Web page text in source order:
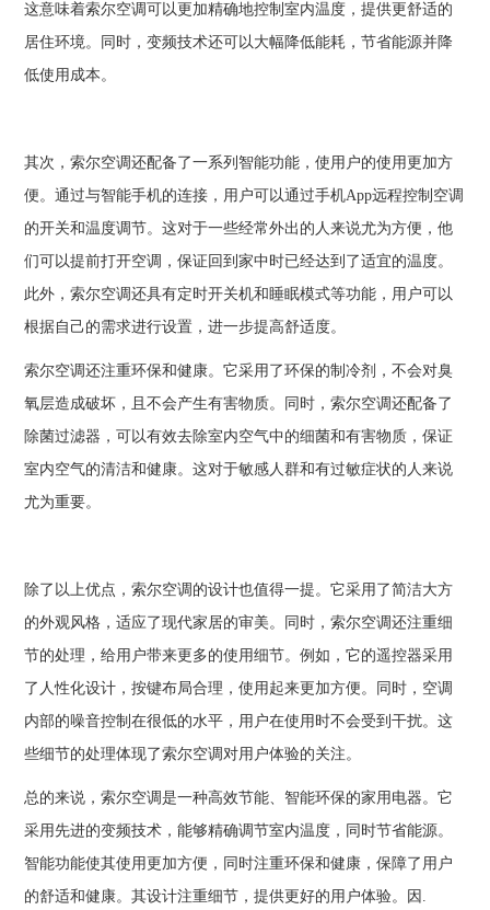
这意味着索尔空调可以更加精确地控制室内温度，提供更舒适的
居住环境。同时，变频技术还可以大幅降低能耗，节省能源并降
低使用成本。
其次，索尔空调还配备了一系列智能功能，使用户的使用更加方
便。通过与智能手机的连接，用户可以通过手机App远程控制空调
的开关和温度调节。这对于一些经常外出的人来说尤为方便，他
们可以提前打开空调，保证回到家中时已经达到了适宜的温度。
此外，索尔空调还具有定时开关机和睡眠模式等功能，用户可以
根据自己的需求进行设置，进一步提高舒适度。
索尔空调还注重环保和健康。它采用了环保的制冷剂，不会对臭
氧层造成破坏，且不会产生有害物质。同时，索尔空调还配备了
除菌过滤器，可以有效去除室内空气中的细菌和有害物质，保证
室内空气的清洁和健康。这对于敏感人群和有过敏症状的人来说
尤为重要。
除了以上优点，索尔空调的设计也值得一提。它采用了简洁大方
的外观风格，适应了现代家居的审美。同时，索尔空调还注重细
节的处理，给用户带来更多的使用细节。例如，它的遥控器采用
了人性化设计，按键布局合理，使用起来更加方便。同时，空调
内部的噪音控制在很低的水平，用户在使用时不会受到干扰。这
些细节的处理体现了索尔空调对用户体验的关注。
总的来说，索尔空调是一种高效节能、智能环保的家用电器。它
采用先进的变频技术，能够精确调节室内温度，同时节省能源。
智能功能使其使用更加方便，同时注重环保和健康，保障了用户
的舒适和健康。其设计注重细节，提供更好的用户体验。因.